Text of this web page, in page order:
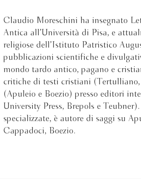
Claudio Moreschini ha insegnato
Antica all’Università di Pisa, e
religiose dell’Istituto Patristico
pubblicazioni scientifiche e
mondo tardo antico, pagano e
critiche di testi cristiani
(Apuleio e Boezio) presso editori
University Press, Brepols e
specializzate, è autore di saggi su
Cappadoci, Boezio.